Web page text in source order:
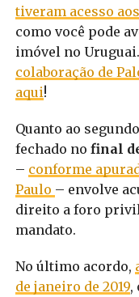
tiveram acesso
como você pode
imóvel no
colaboração de
aqui!
Quanto ao
fechado no final
– conforme
Paulo – envolve
direito a foro
mandato.
No último acordo,
de janeiro de 2019,